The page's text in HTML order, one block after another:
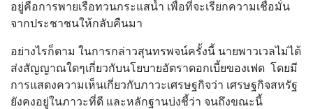
อยู่คือการพายเรือทวนกระแสน้ำ เพื่อที่จะเรียกความเชื่อมั่น
จากประชาชนให้กลับคืนมา
อย่างไรก็ตาม ในการกล่าวสุนทรพจน์ครั้งนี้ นายพาวเวลไม่ได้
ส่งสัญญาณใดๆเกี่ยวกับนโยบายอัตราดอกเบี้ยของเฟด โดยมี
การแสดงความเห็นเกี่ยวกับภาวะเศรษฐกิจว่า เศรษฐกิจสหรัฐ
ยังคงอยู่ในภาวะที่ดี และหลักฐานบ่งชี้ว่า จนถึงขณะนี้